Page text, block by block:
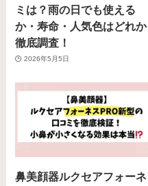
ミは？雨の日でも使える
か・寿命・人気色はどれか
徹底調査！
2026年5月5日
鼻美顔器ルクセアフォーネ